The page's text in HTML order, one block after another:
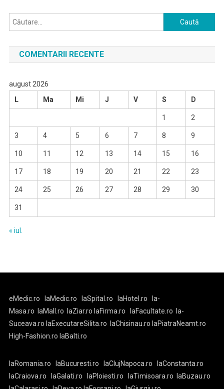
Caută
după:
COMENTARII RECENTE
august 2026
L
Ma Mi J V S D
1 2
3 4 5 6 7 8 9
10 11 12 13 14 15 16
17 18 19 20 21 22 23
24 25 26 27 28 29 30
31
« iul.
eMedic.ro laMedic.ro laSpital.ro laHotel.ro
la-
Masa.ro
laMall.ro laZiar.ro laFirma.ro laFacultate.ro
la-
Suceava.ro laExecutareSilita.ro laChisinau.ro laPiatraNeamt.ro
High-Fashion.ro laBalti.ro
laRomania.ro laBucuresti.ro laClujNapoca.ro
laConstanta.ro
laCraiova.ro
laGalati.ro laPloiesti.ro laTimisoara.ro
laBuzau.ro